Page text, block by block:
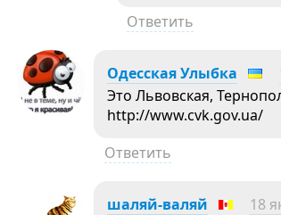
Ответить
Одесская Улыбка
Это Львовская,
http://www.cvk.gov.ua/
Ответить
шаляй-валяй 18